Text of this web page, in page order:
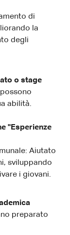
di
la
degli
o stage
abilità.
"Esperienze
Aiutato
sviluppando
i giovani.
preparato